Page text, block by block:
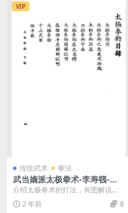
VIP
传统武术 拳法
武当嫡派太极拳术-李寿篯-业
余太极拳社
介绍太极拳术的打法，有图解说
明，并论述太极拳术的意义、源
流、十要、真义等
2 年前 8